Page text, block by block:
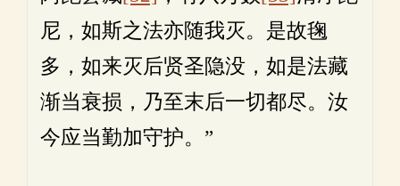
尼，如斯之法亦随我灭。是故毱
多，如来灭后贤圣隐没，如是法藏
渐当衰损，乃至末后一切都尽。汝
今应当勤加守护。”